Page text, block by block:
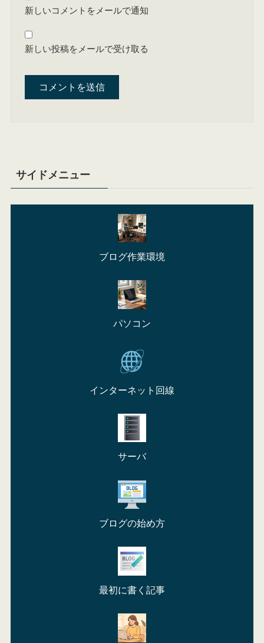
新しいコメントをメールで通知
新しい投稿をメールで受け取る
サイドメニュー
ブログ作業環境
パソコン
インターネット回線
サーバ
ブログの始め方
最初に書く記事